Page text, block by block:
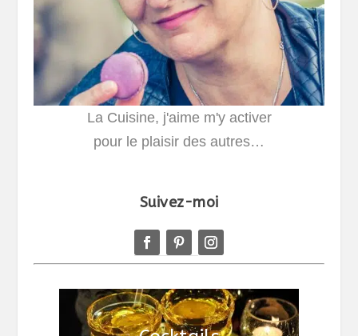
La Cuisine, j'aime m'y activer
pour le plaisir des autres…
Suivez-moi